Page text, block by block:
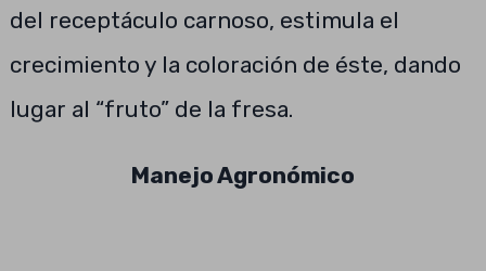
del receptáculo carnoso, estimula el
crecimiento y la coloración de éste, dando
lugar al “fruto” de la fresa.
Manejo Agronómico